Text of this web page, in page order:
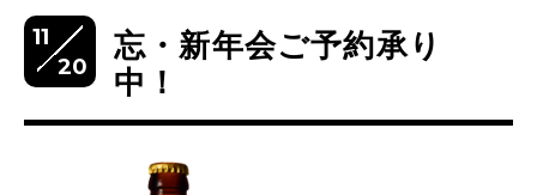
11
20
忘・新年会ご予約承り
中！